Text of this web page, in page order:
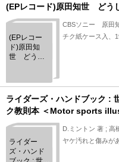
(EPレコード)原田知世 どう
(EPレコー
ド)原田知
世 どうし
ゃない
CBSソニー 原田
チク紙ケース入、
ライダーズ・ハンドブック :
ク教則本 ＜Motor sports
ライダー
ズ・ハンド
D.ミントン 著 ; 高
ヤケ汚れと傷みが